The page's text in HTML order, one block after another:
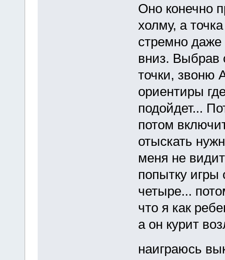
Оно конечно
холму, а
стремно даже
вниз. Выбрав
точки, звоню
ориентиры
подойдет...
потом
отыскать
меня не
попытку игры
четыре...
что я как
а он курит
наиграюсь